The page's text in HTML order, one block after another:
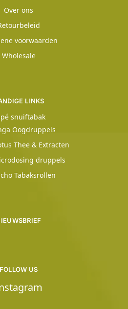
Over ons
voorwaarden
Wholesale
LINKS
snuiftabak
Oogdruppels
Thee & Extracten
druppels
Tabaksrollen
FOLLOW US